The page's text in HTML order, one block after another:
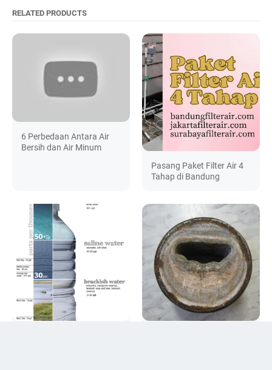
RELATED PRODUCTS
6 Perbedaan Antara Air
Bersih dan Air Minum
Pasang Paket Filter Air 4
Tahap di Bandung